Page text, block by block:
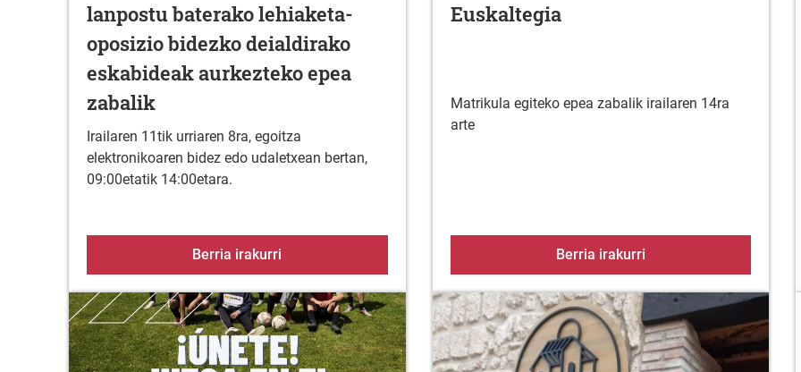
lanpostu baterako lehiaketa-
oposizio bidezko deialdirako
eskabideak aurkezteko epea
zabalik
Irailaren 11tik urriaren 8ra, egoitza
elektronikoaren bidez edo udaletxean bertan,
09:00etatik 14:00etara.
Berria irakurri Lan-kontratuko langileen lanpostu baterako lehiaketa-oposizio bidezko
Euskaltegia
Matrikula egiteko epea zabalik irailaren 14ra
arte
Berria irakurriAñanako Kuadrillako